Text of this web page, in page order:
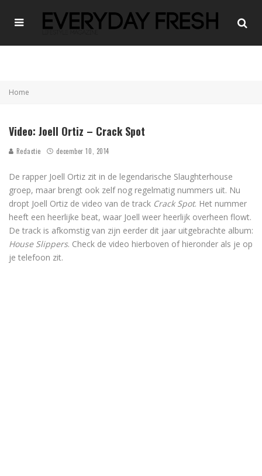
Home
Video: Joell Ortiz – Crack Spot
Redactie december 10, 2014
De rapper Joell Ortiz zit in de legendarische Slaughterhouse
groep, maar brengt ook zelf nog regelmatig nummers uit. Nu
dropt Joell Ortiz de video van de track Crack Spot. Het nummer
heeft een heerlijke beat, waar Joell weer heerlijk overheen flowt.
De track is afkomstig van zijn eerder dit jaar uitgebrachte album:
House Slippers. Check de video hierboven of hieronder als je op
je telefoon zit.